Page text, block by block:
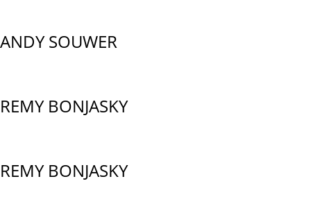
ANDY SOUWER
REMY BONJASKY
REMY BONJASKY